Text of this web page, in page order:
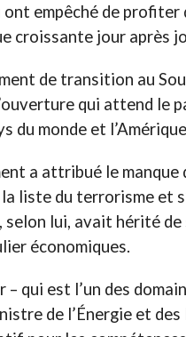
empêché de
croissante jour après
de transition au
qui attend le
du monde et
a attribué le
liste du terrorisme et
lui, avait hérité
économiques.
qui est l’un des
de l’Énergie et